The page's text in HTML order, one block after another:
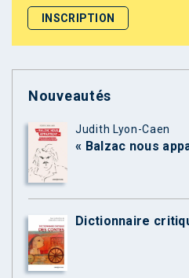
Nouveautés
Judith Lyon-Caen
« Balzac nous
Dictionnaire